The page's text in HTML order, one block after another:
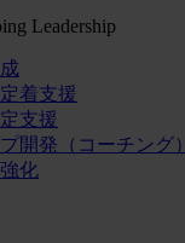
Leadership
着支援
支援
開発（コーチング）
化